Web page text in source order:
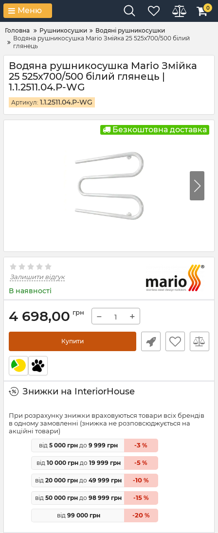
Меню 0
Головна Рушникосушки
Водяні рушникосушки
Водяна рушникосушка Mario Змійка 25 525х700/500 білий
глянець
Водяна рушникосушка Mario Змійка
25 525х700/500 білий глянець |
1.1.2511.04.P-WG
Артикул: 1.1.2511.04.P-WG
Безкоштовна доставка
Залишити відгук
В наявності
4 698,00 грн − +
Купити
Знижки на InteriorHouse
При розрахунку знижки враховуються товари всіх брендів
в одному замовленні (знижка не розповсюджується на
акційні товари)
від 5 000 грн до 9 999 грн -3 %
від 10 000 грндо 19 999 грн -5 %
від 20 000 грн до 49 999 грн -10 %
від 50 000 грн до 98 999 грн -15%
від 99 000 грн -20%